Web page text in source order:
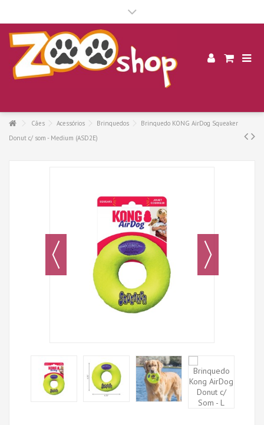
Cães Acessórios Brinquedos
Brinquedo KONG AirDog Squeaker
Donut c/ som - Medium (ASD2E)